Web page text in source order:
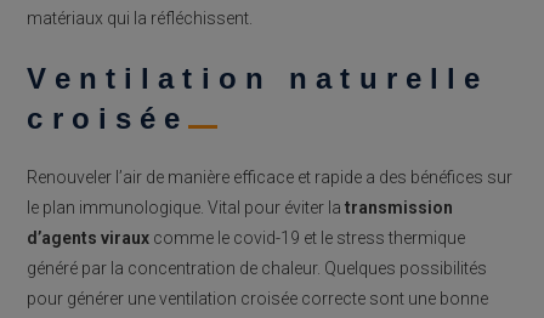
matériaux qui la réfléchissent.
Ventilation naturelle
croisée
Renouveler l’air de manière efficace et rapide a des bénéfices sur
le plan immunologique. Vital pour éviter latransmission
d’agents viraux comme le covid-19 et le stress thermique
généré par la concentration de chaleur. Quelques possibilités
pour générer une ventilation croisée correcte sont une bonne